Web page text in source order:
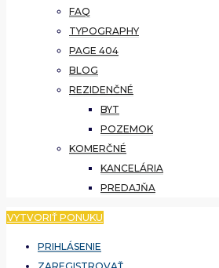
FAQ
TYPOGRAPHY
PAGE 404
BLOG
REZIDENČNÉ
BYT
POZEMOK
KOMERČNÉ
KANCELÁRIA
PREDAJŇA
VYTVORIŤ PONUKU
PRIHLÁSENIE